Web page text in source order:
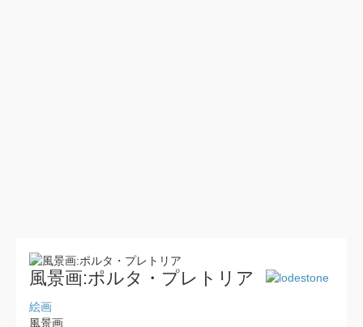
風景画:ポルタ・プレトリア
絵画
風景画